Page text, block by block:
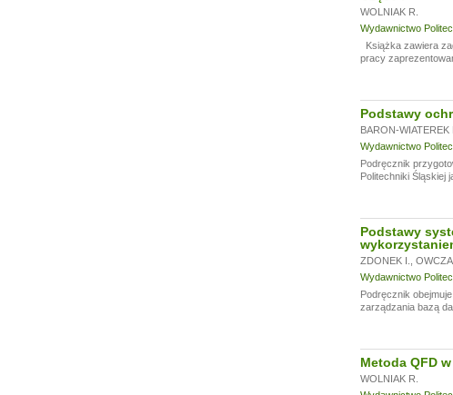
WOLNIAK R.
Wydawnictwo
Książka zawiera
pracy
Podstawy
BARON-WIATEREK
Wydawnictwo
Podręcznik
Politechniki Śląskiej
Podstawy
ZDONEK I.
Wydawnictwo
Podręcznik
zarządzania bazą
Metoda QFD
WOLNIAK R.